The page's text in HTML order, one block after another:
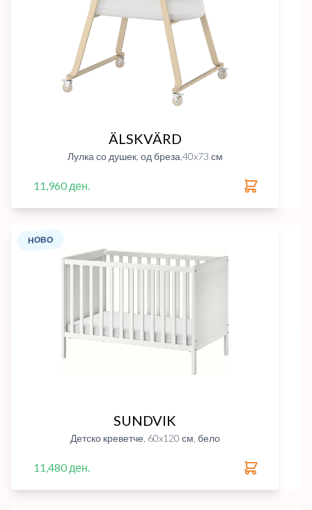
ÄLSKVÄRD
Лулка со душек, од бреза,40x73 см
11,960 ден.
НОВО
SUNDVIK
Детско креветче, 60x120 см, бело
11,480 ден.